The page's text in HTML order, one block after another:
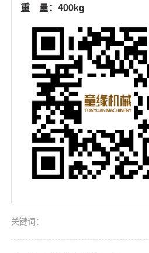
重 量：400kg
关键词：